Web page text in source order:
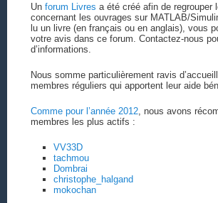
Un forum Livres a été créé afin de regrouper
concernant les ouvrages sur MATLAB/
lu un livre (en français ou en anglais), vous
votre avis dans ce forum. Contactez-nous
d’informations.
Nous somme particulièrement ravis
membres réguliers qui apportent leur aide
Comme pour l’année 2012, nous avons
membres les plus actifs :
VV33D
tachmou
Dombrai
christophe_halgand
mokochan